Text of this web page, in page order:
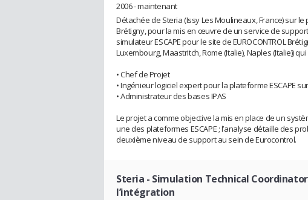
2006 - maintenant
Détachée de Steria (Issy Les Moulineaux, France) sur le
Brétigny, pour la mis en œuvre de un service de
simulateur ESCAPE pour le site de EUROCONTROL
Luxembourg, Maastritch, Rome (Italie), Naples (Italie))
• Chef de Projet
• Ingénieur logiciel expert pour la plateforme ESCAPE
• Administrateur des bases IPAS
Le projet a comme objective la mis en place de un
une des plateformes ESCAPE ; l’analyse détaille des
deuxième niveau de support au sein de Eurocontrol.
Steria - Simulation Technical
l’intégration